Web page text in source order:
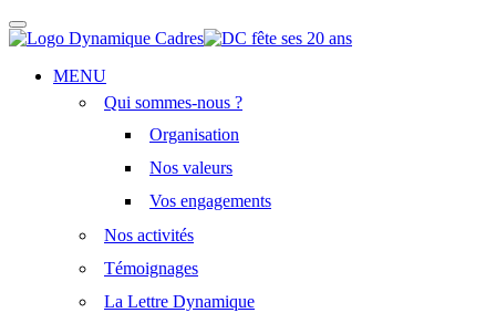
Afficher/masquer
la
Aller
MENU
Qui sommes-nous ?
Organisation
Nos valeurs
Vos engagements
Nos activités
Témoignages
La Lettre Dynamique